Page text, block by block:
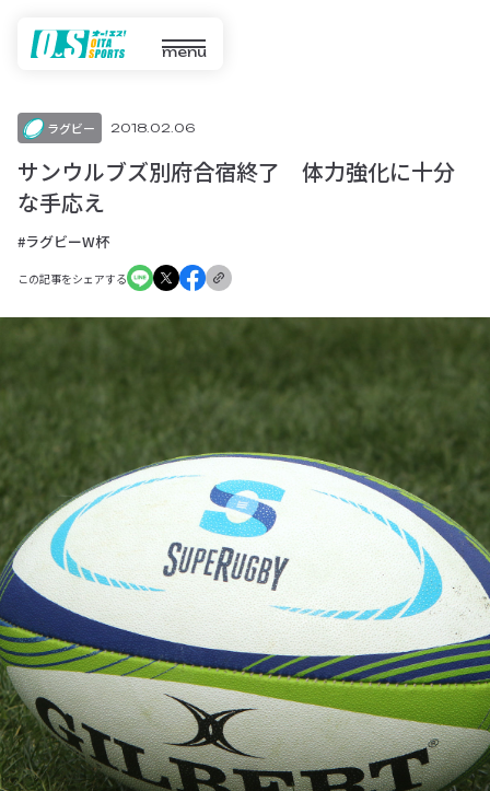
menu
ラグビー 2018.02.06
サンウルブズ別府合宿終了 体力強化に十分
な手応え
#ラグビーW杯
この記事をシェアする